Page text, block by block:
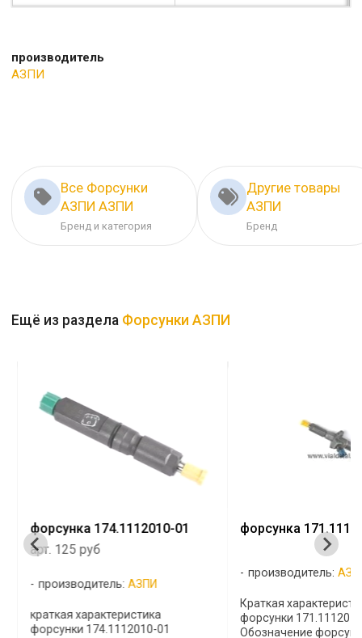
производитель
АЗПИ
Все Форсунки
АЗПИ АЗПИ
Бренд и категория
Другие товары
АЗПИ
Бренд
Ещё из раздела Форсунки АЗПИ
форсунка 174.1112010-01
арт. 125 руб
производитель:АЗПИ
краткая характеристика
форсунки 174.1112010-01
форсунка
производитель:
Краткая
форсунки
Обозначение